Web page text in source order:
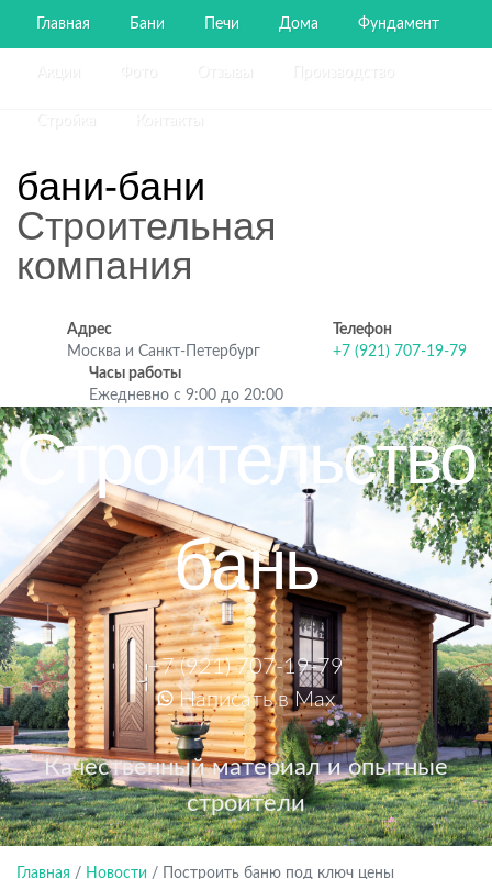
Главная Бани Печи Дома Фундамент
бани-бани
Строительная
компания
Адрес
Москва и Санкт-Петербург
Телефон
+7 (921) 707-19-79
Часы работы
Ежедневно с 9:00 до 20:00
Строительство
бань
+7 (921) 707-19-79
Написать в Max
Качественный материал и опытные
строители
Главная / Новости / Построить баню под ключ цены